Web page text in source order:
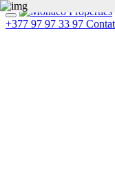
+377 97 97 33 97